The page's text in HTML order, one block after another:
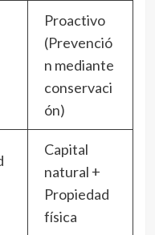
Proactivo
(Prevenció
n mediante
conservaci
ón)
Capital
natural +
Propiedad
física